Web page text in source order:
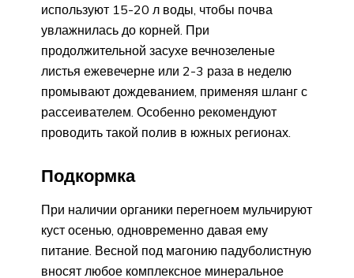
используют 15-20 л воды, чтобы почва
увлажнилась до корней. При
продолжительной засухе вечнозеленые
листья ежевечерне или 2-3 раза в неделю
промывают дождеванием, применяя шланг с
рассеивателем. Особенно рекомендуют
проводить такой полив в южных регионах.
Подкормка
При наличии органики перегноем мульчируют
куст осенью, одновременно давая ему
питание. Весной под магонию падуболистную
вносят любое комплексное минеральное